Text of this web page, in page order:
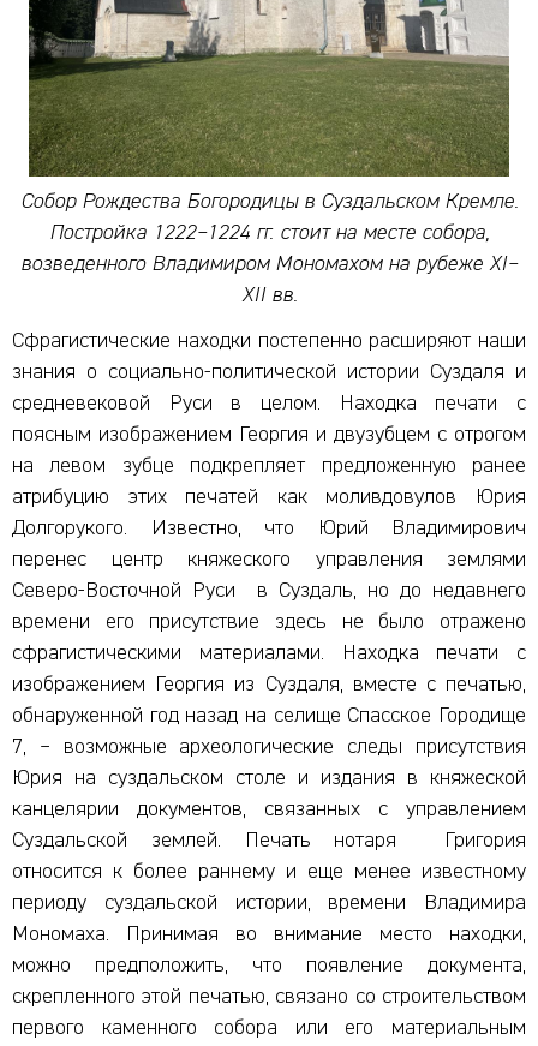
Собор Рождества Богородицы в Суздальском Кремле.
Постройка 1222–1224 гг. стоит на месте собора,
возведенного Владимиром Мономахом на рубеже XI–
XII вв.
Сфрагистические находки постепенно расширяют наши
знания о социально-политической истории Суздаля и
средневековой Руси в целом. Находка печати с
поясным изображением Георгия и двузубцем с отрогом
на левом зубце подкрепляет предложенную ранее
атрибуцию этих печатей как моливдовулов Юрия
Долгорукого. Известно, что Юрий Владимирович
перенес центр княжеского управления землями
Северо-Восточной Руси в Суздаль, но до недавнего
времени его присутствие здесь не было отражено
сфрагистическими материалами. Находка печати с
изображением Георгия из Суздаля, вместе с печатью,
обнаруженной год назад на селище Спасское Городище
7, – возможные археологические следы присутствия
Юрия на суздальском столе и издания в княжеской
канцелярии документов, связанных с управлением
Суздальской землей. Печать нотаря Григория
относится к более раннему и еще менее известному
периоду суздальской истории, времени Владимира
Мономаха. Принимая во внимание место находки,
можно предположить, что появление документа,
скрепленного этой печатью, связано со строительством
первого каменного собора или его материальным